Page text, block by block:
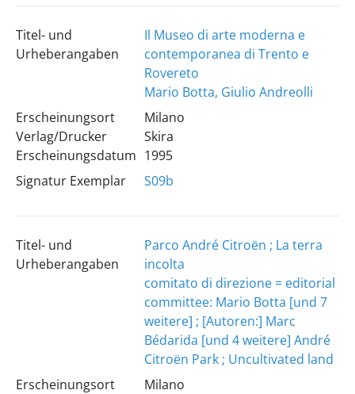
Titel- und
Urheberangaben
Il Museo di arte moderna e
contemporanea di Trento e
Rovereto
Mario Botta, Giulio Andreolli
Erscheinungsort
Verlag/Drucker
Erscheinungsdatum
Milano
Skira
1995
Signatur Exemplar
S09b
Titel- und
Urheberangaben
Parco André Citroën ; La terra
incolta
comitato di direzione = editorial
committee: Mario Botta [und 7
weitere] ; [Autoren:] Marc
Bédarida [und 4 weitere] André
Citroën Park ; Uncultivated land
Erscheinungsort
Milano